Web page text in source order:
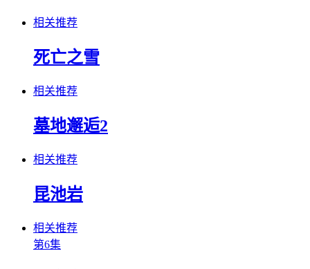
相关推荐
死亡之雪
相关推荐
墓地邂逅2
相关推荐
昆池岩
相关推荐
第6集